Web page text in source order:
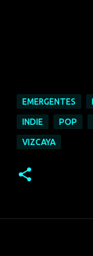
EMERGENTES
INDIE POP
VIZCAYA